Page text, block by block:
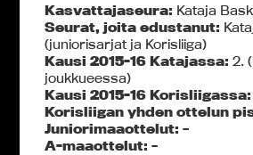
Kasvattajaseura: Kataja
Seurat, joita edustanut:
(juniorisarjat ja Korisliiga)
Kausi 2015-16 Katajassa: 2.
joukkueessa)
Kausi 2015-16 Korisliigassa:
Korisliigan yhden ottelun
Juniorimaaottelut: –
A-maaottelut: –